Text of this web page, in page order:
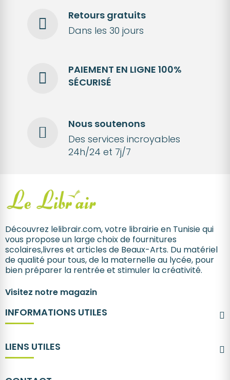
Retours gratuits
Dans les 30 jours
PAIEMENT EN LIGNE 100%
SÉCURISÉ
Nous soutenons
Des services incroyables
24h/24 et 7j/7
Découvrez lelibrair.com, votre librairie en Tunisie qui
vous propose un large choix de fournitures
scolaires,livres et articles de Beaux-Arts. Du matériel
de qualité pour tous, de la maternelle au lycée, pour
bien préparer la rentrée et stimuler la créativité.
Visitez notre magazin
INFORMATIONS UTILES
LIENS UTILES